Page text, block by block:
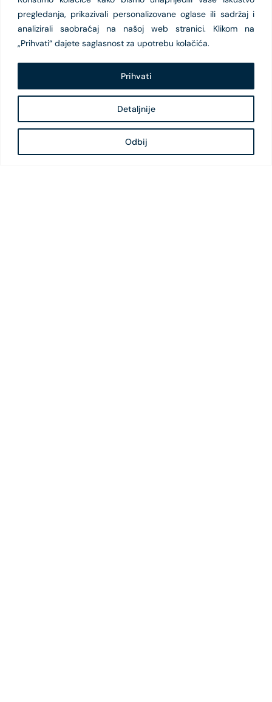
pregledanja, prikazivali personalizovane oglase ili sadržaj i
analizirali saobraćaj na našoj web stranici. Klikom na
„Prihvati“ dajete saglasnost za upotrebu kolačića.
Detaljnije
Odbij
Prihvati